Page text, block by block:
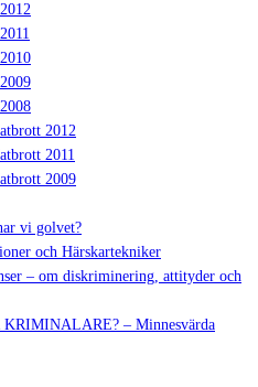
2012
2011
2009
vi golvet?
och Härskartekniker
– om diskriminering, attityder och
– Minnesvärda